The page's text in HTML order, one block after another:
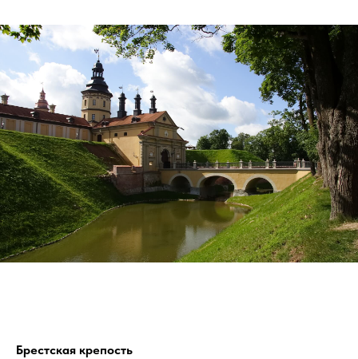
Брестская крепость